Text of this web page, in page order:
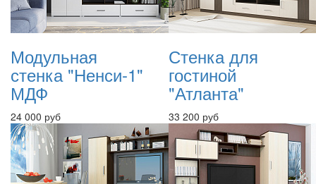
Модульная
стенка "Ненси-1"
МДФ
24 000 руб
Стенка для
гостиной
"Атланта"
33 200 руб